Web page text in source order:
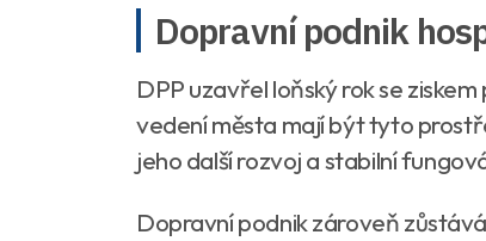
Dopravní podnik
DPP uzavřel loňský rok se
vedení města mají být tyto
jeho další rozvoj a stabilní
Dopravní podnik zároveň